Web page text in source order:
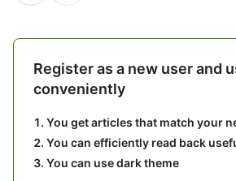
Register as a new user and
conveniently
You get articles that match your
You can efficiently read back
You can use dark theme